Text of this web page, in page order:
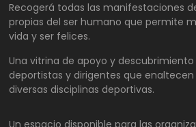
Recogerá todas las manifestaciones
propias del ser humano que permite
vida y ser felices.
Una vitrina de apoyo y
deportistas y dirigentes que
diversas disciplinas deportivas.